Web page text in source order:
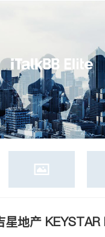
非盈利组织
星地产 KEYSTAR